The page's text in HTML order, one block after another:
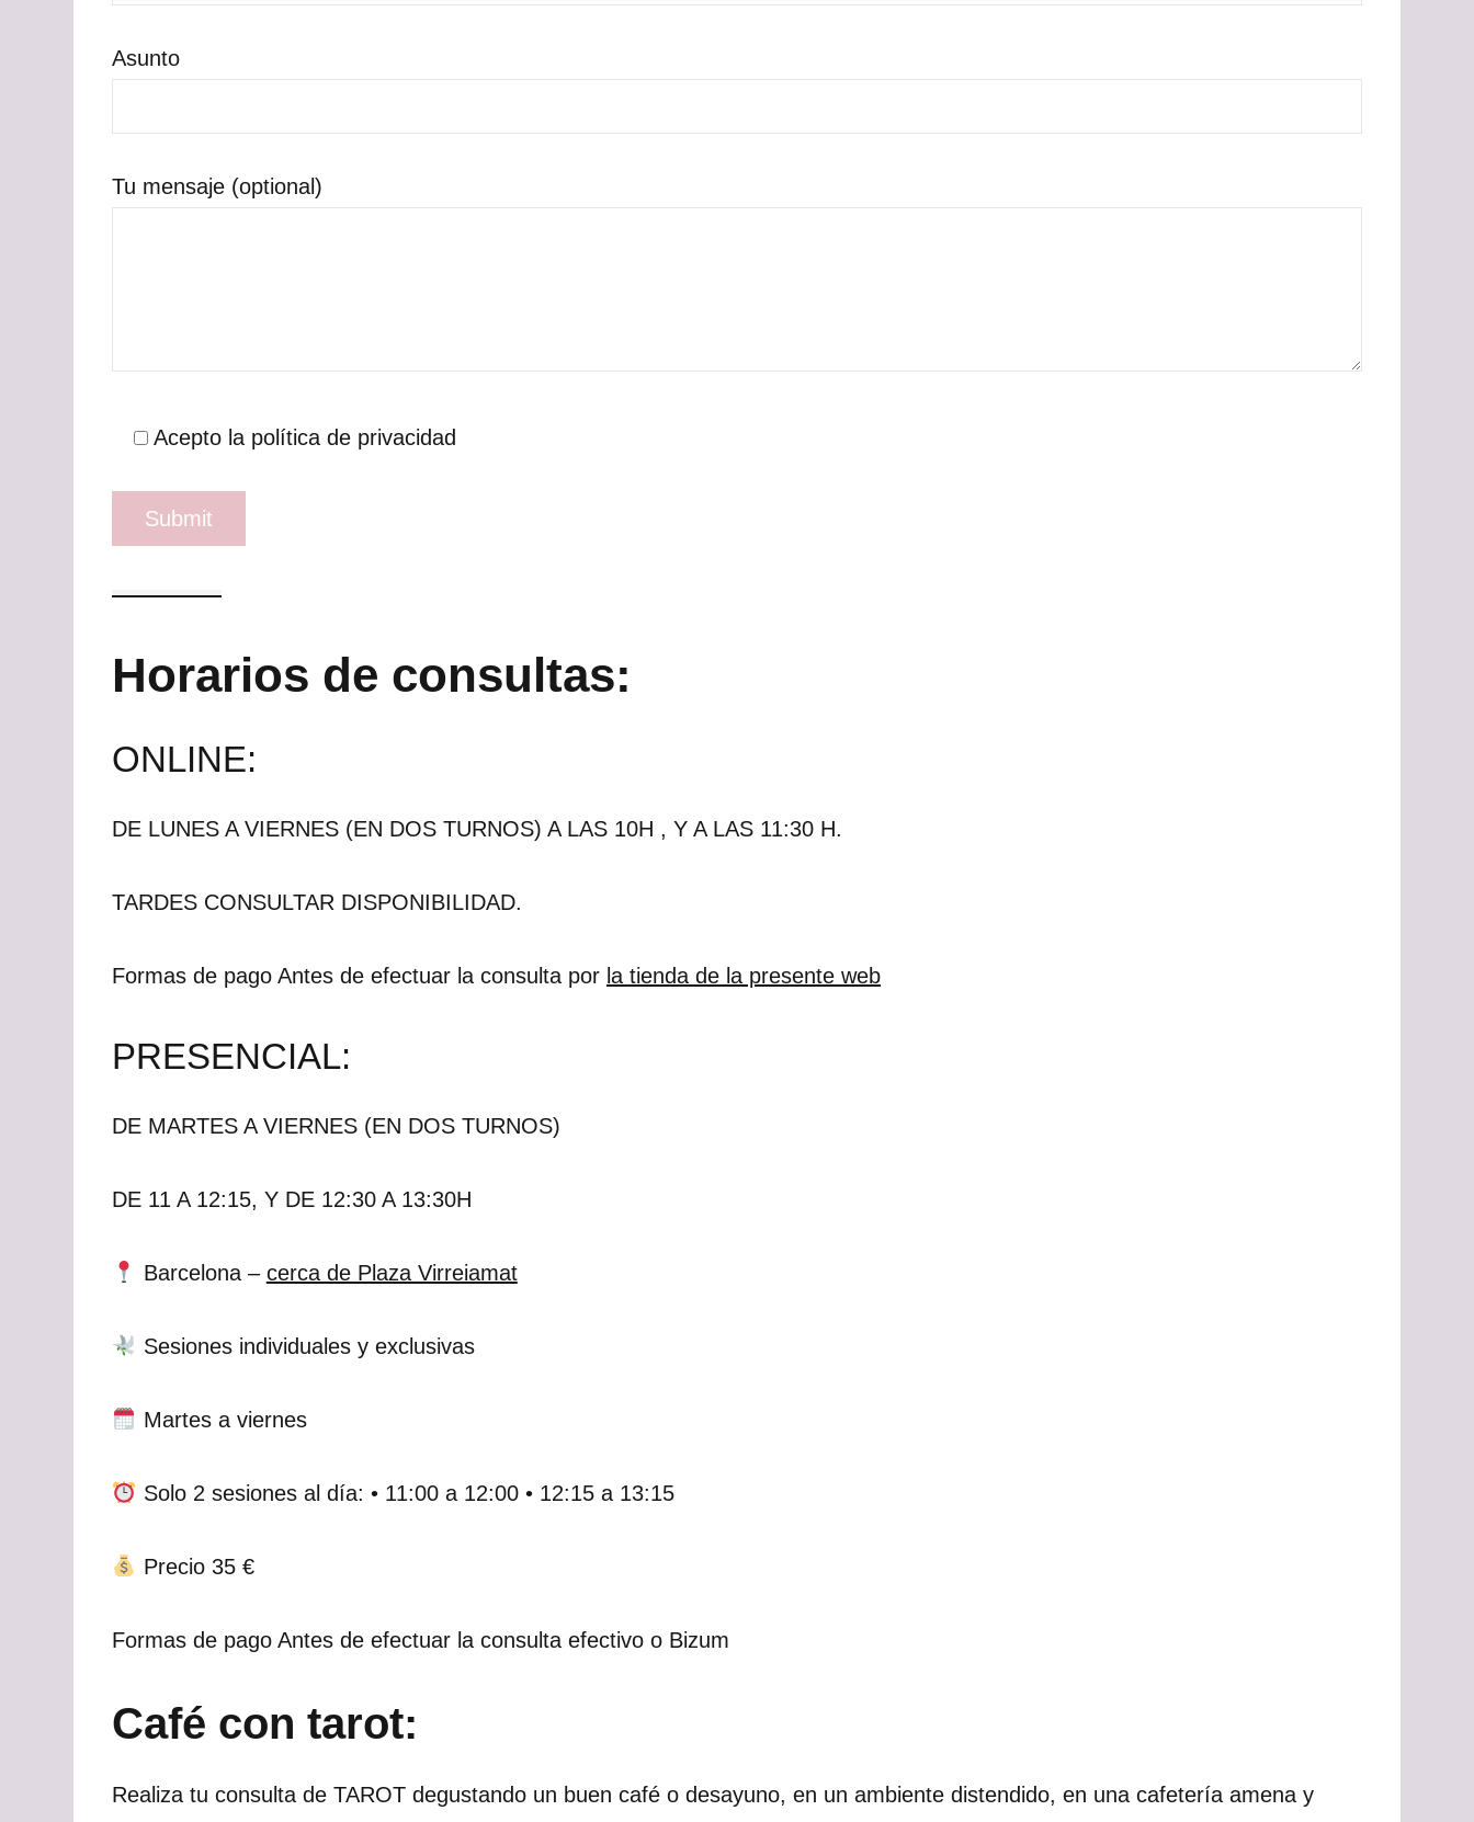
Asunto
Tu mensaje (optional)
Acepto la política de privacidad
Horarios de consultas:
ONLINE:
DE LUNES A VIERNES (EN DOS TURNOS) A LAS 10H , Y A LAS 11:30 H.
TARDES CONSULTAR DISPONIBILIDAD.
Formas de pago Antes de efectuar la consulta por la tienda de la presente web
PRESENCIAL:
DE MARTES A VIERNES (EN DOS TURNOS)
DE 11 A 12:15, Y DE 12:30 A 13:30H
Barcelona – cerca de Plaza Virreiamat
Sesiones individuales y exclusivas
Martes a viernes
Solo 2 sesiones al día: • 11:00 a 12:00 • 12:15 a 13:15
Precio 35 €
Formas de pago Antes de efectuar la consulta efectivo o Bizum
Café con tarot:
Realiza tu consulta de TAROT degustando un buen café o desayuno, en un ambiente distendido, en una cafetería amena y